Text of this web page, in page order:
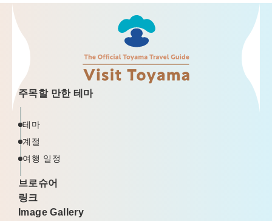
주목할 만한 테마
테마
계절
여행 일정
브로슈어
링크
Image Gallery